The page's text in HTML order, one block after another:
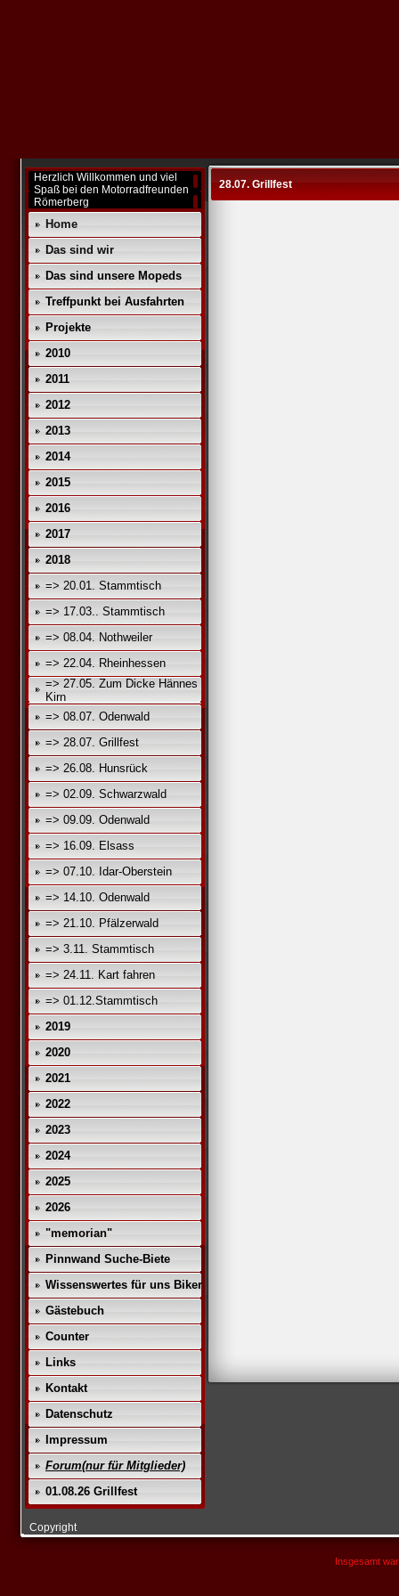
Herzlich Willkommen und viel
Spaß bei den Motorradfreunden
Römerberg
Home
Das sind wir
Das sind unsere Mopeds
Treffpunkt bei Ausfahrten
Projekte
2010
2011
2012
2013
2014
2015
2016
2017
2018
=> 20.01. Stammtisch
=> 17.03.. Stammtisch
=> 08.04. Nothweiler
=> 22.04. Rheinhessen
=> 27.05. Zum Dicke Hännes
Kirn
=> 08.07. Odenwald
=> 28.07. Grillfest
=> 26.08. Hunsrück
=> 02.09. Schwarzwald
=> 09.09. Odenwald
=> 16.09. Elsass
=> 07.10. Idar-Oberstein
=> 14.10. Odenwald
=> 21.10. Pfälzerwald
=> 3.11. Stammtisch
=> 24.11. Kart fahren
=> 01.12.Stammtisch
2019
2020
2021
2022
2023
2024
2025
2026
"memorian"
Pinnwand Suche-Biete
Wissenswertes für uns Biker
Gästebuch
Counter
Links
Kontakt
Datenschutz
Impressum
Forum(nur für Mitglieder)
01.08.26 Grillfest
Copyright
28.07. Grillfest
Insgesamt